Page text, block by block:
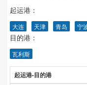
起运港：
大连 天津 青岛 宁
目的港：
瓦利斯
起运港-目的港